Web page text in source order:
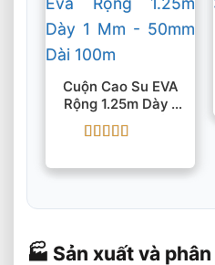
Cuộn Cao Su EVA
Rộng 1.25m Dày 1
Mm – 50mm Dài
100m
hạng55 sao
🏭 Sản xuất và